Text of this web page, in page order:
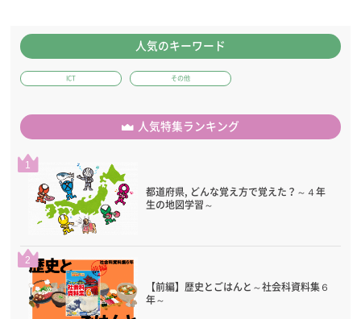
人気のキーワード
ICT その他
人気特集ランキング
1
都道府県, どんな覚え方で覚えた？～４年
生の地図学習～
2
【前編】歴史とごはんと～社会科資料集６
年～